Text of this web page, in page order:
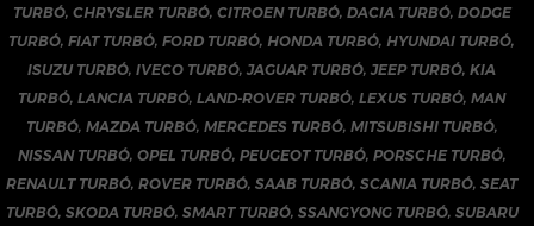
TURBÓ, CHRYSLER TURBÓ, CITROEN TURBÓ, DACIA TURBÓ, DODGE
TURBÓ,FIAT TURBÓ,FORD TURBÓ, HONDA TURBÓ, HYUNDAI TURBÓ,
ISUZU TURBÓ,IVECO TURBÓ,JAGUAR TURBÓ,JEEP TURBÓ,KIA
TURBÓ,LANCIA TURBÓ,LAND-ROVER TURBÓ,LEXUS TURBÓ,MAN
TURBÓ, MAZDA TURBÓ, MERCEDES TURBÓ, MITSUBISHI TURBÓ,
NISSAN TURBÓ, OPEL TURBÓ, PEUGEOT TURBÓ, PORSCHE TURBÓ,
RENAULT TURBÓ,ROVER TURBÓ,SAAB TURBÓ,SCANIA TURBÓ,SEAT
TURBÓ, SKODA TURBÓ, SMART TURBÓ, SSANGYONG TURBÓ, SUBARU